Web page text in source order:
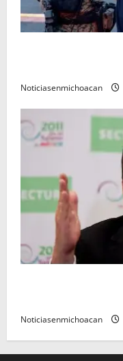
Noticiasenmichoacan
Noticiasenmichoacan